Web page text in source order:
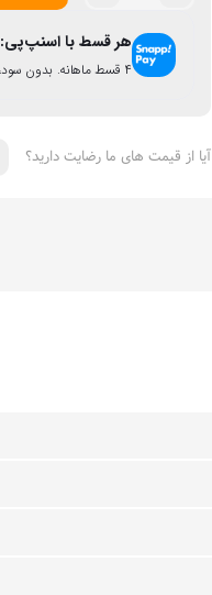
هر قسط با اسنپ‌پی:
۴ قسط ماهانه. بدون سود، چک و ضامن.
آیا از قیمت های ما رضایت دارید؟